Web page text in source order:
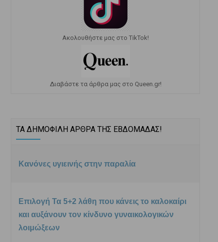
Ακολουθήστε μας στο TikTok!
Διαβάστε τα άρθρα μας στο Queen.gr!
ΤΑ ΔΗΜΟΦΙΛΗ ΑΡΘΡΑ ΤΗΣ ΕΒΔΟΜΑΔΑΣ!
Κανόνες υγιεινής στην παραλία
Επιλογή Τα 5+2 λάθη που κάνεις το καλοκαίρι
και αυξάνουν τον κίνδυνο γυναικολογικών
λοιμώξεων